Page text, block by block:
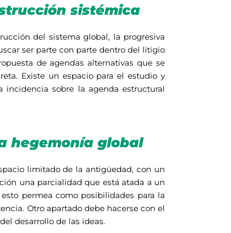
sistémica
del sistema global, la progresiva
ser parte con parte dentro del litigio
de agendas alternativas que se
Existe un espacio para el estudio y
sobre la agenda estructural
hegemonía global
limitado de la antigüedad, con un
una parcialidad que está atada a un
permea como posibilidades para la
Otro apartado debe hacerse con el
desarrollo de las ideas.